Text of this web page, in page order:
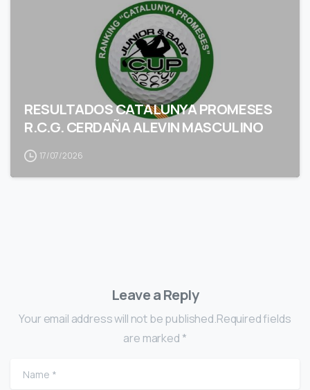
RESULTADOS CATALUNYA PROMESES
R.C.G. CERDAÑA ALEVIN MASCULINO
17/07/2026
Leave a Reply
Your email address will not be published.Required fields
are marked *
Name